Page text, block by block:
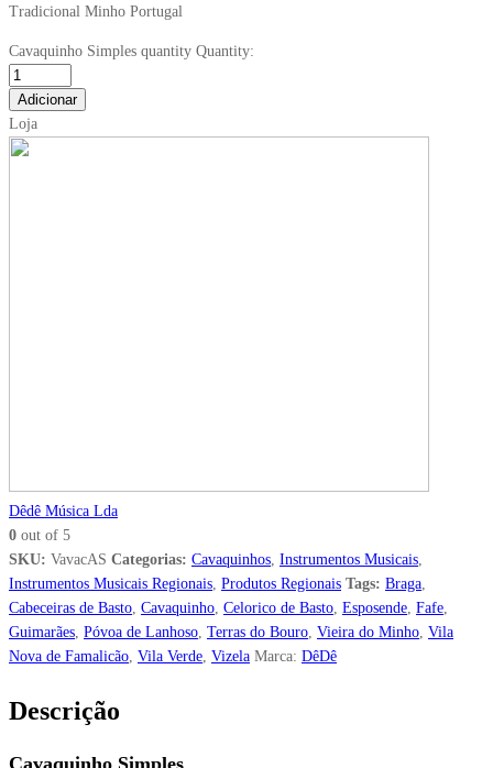
Tradicional Minho Portugal
Cavaquinho Simples quantity Quantity:
Adicionar
Loja
Dêdê Música Lda
0 out of 5
SKU: VavacAS Categorias: Cavaquinhos, Instrumentos Musicais,
Instrumentos Musicais Regionais, Produtos Regionais Tags: Braga,
Cabeceiras de Basto, Cavaquinho, Celorico de Basto, Esposende, Fafe,
Guimarães, Póvoa de Lanhoso, Terras do Bouro, Vieira do Minho, Vila
Nova de Famalicão, Vila Verde, Vizela Marca: DêDê
Descrição